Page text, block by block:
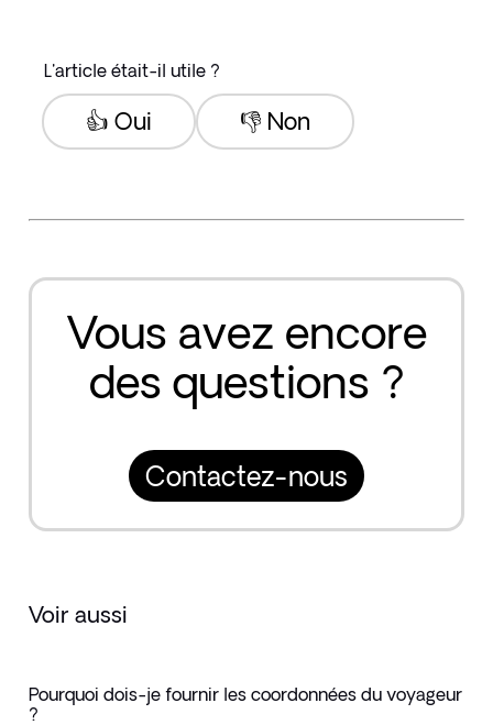
L'article était-il utile ?
👎 Non
👍 Oui
Vous avez encore
des questions ?
Contactez-nous
Voir aussi
Pourquoi dois-je fournir les coordonnées du voyageur
?